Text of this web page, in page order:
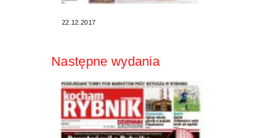
22.12.2017
Następne wydania